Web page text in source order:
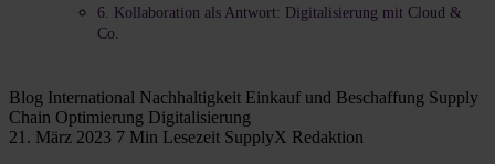
6. Kollaboration als Antwort: Digitalisierung mit Cloud &
Co.
Blog International Nachhaltigkeit Einkauf und Beschaffung Supply
Chain Optimierung Digitalisierung
21. März 2023 7 Min Lesezeit SupplyX Redaktion